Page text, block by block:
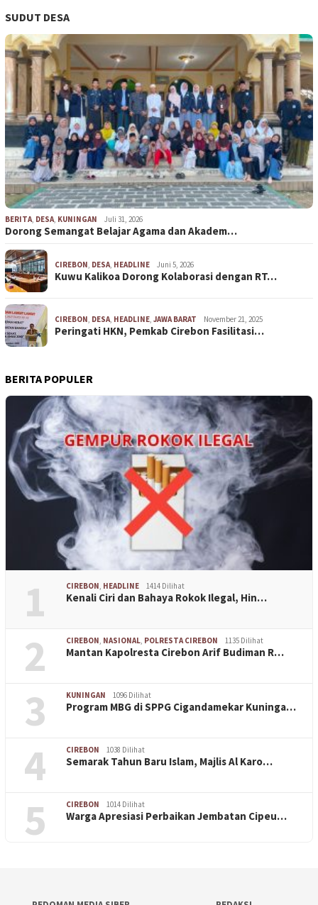
SUDUT DESA
BERITA, DESA, KUNINGAN Juli 31, 2026
Dorong Semangat Belajar Agama dan Akadem…
CIREBON, DESA, HEADLINE Juni 5, 2026
Kuwu Kalikoa Dorong Kolaborasi dengan RT…
CIREBON, DESA, HEADLINE, JAWA BARAT November 21, 2025
Peringati HKN, Pemkab Cirebon Fasilitasi…
BERITA POPULER
1 CIREBON, HEADLINE 1414 Dilihat
Kenali Ciri dan Bahaya Rokok Ilegal, Hin…
2 CIREBON, NASIONAL, POLRESTA CIREBON 1135 Dilihat
Mantan Kapolresta Cirebon Arif Budiman R…
3 KUNINGAN 1096 Dilihat
Program MBG di SPPG Cigandamekar Kuninga…
4 CIREBON 1038 Dilihat
Semarak Tahun Baru Islam, Majlis Al Karo…
5 CIREBON 1014 Dilihat
Warga Apresiasi Perbaikan Jembatan Cipeu…